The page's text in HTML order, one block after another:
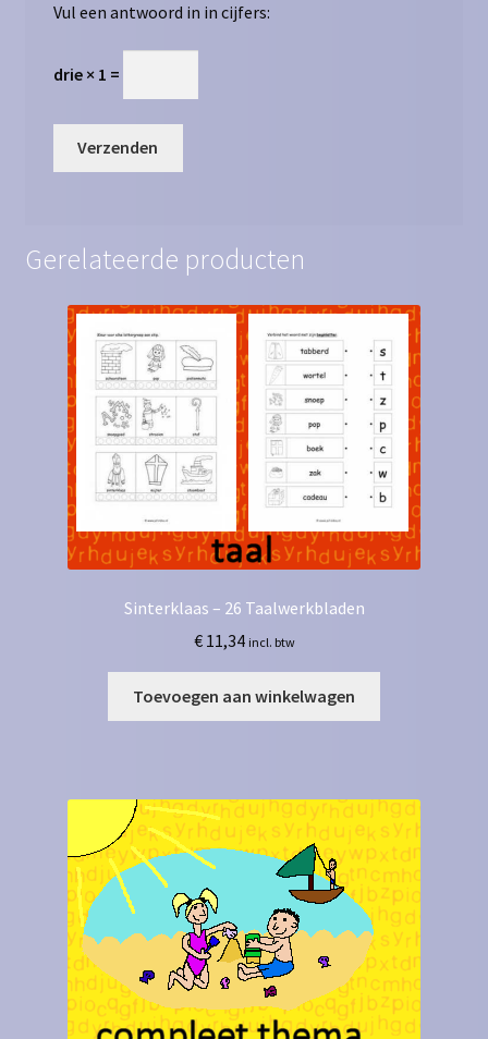
Vul een antwoord in in cijfers:
drie × 1 =
Gerelateerde producten
Sinterklaas – 26 Taalwerkbladen
€11,34 incl. btw
Toevoegen aan winkelwagen